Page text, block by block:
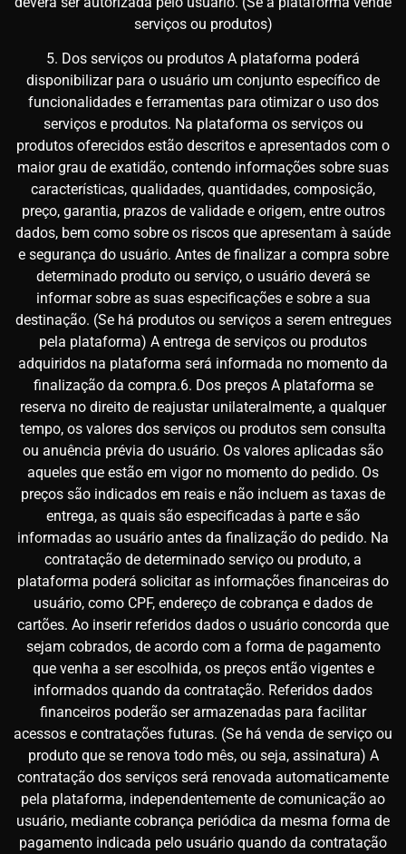
serviços ou produtos)
5. Dos serviços ou produtos A plataforma poderá
disponibilizar para o usuário um conjunto específico de
funcionalidades e ferramentas para otimizar o uso dos
serviços e produtos. Na plataforma os serviços ou
produtos oferecidos estão descritos e apresentados com o
maior grau de exatidão, contendo informações sobre suas
características, qualidades, quantidades, composição,
preço, garantia, prazos de validade e origem, entre outros
dados, bem como sobre os riscos que apresentam à saúde
e segurança do usuário. Antes de finalizar a compra sobre
determinado produto ou serviço, o usuário deverá se
informar sobre as suas especificações e sobre a sua
destinação. (Se há produtos ou serviços a serem entregues
pela plataforma) A entrega de serviços ou produtos
adquiridos na plataforma será informada no momento da
finalização da compra.6. Dos preços A plataforma se
reserva no direito de reajustar unilateralmente, a qualquer
tempo, os valores dos serviços ou produtos sem consulta
ou anuência prévia do usuário. Os valores aplicadas são
aqueles que estão em vigor no momento do pedido. Os
preços são indicados em reais e não incluem as taxas de
entrega, as quais são especificadas à parte e são
informadas ao usuário antes da finalização do pedido. Na
contratação de determinado serviço ou produto, a
plataforma poderá solicitar as informações financeiras do
usuário, como CPF, endereço de cobrança e dados de
cartões. Ao inserir referidos dados o usuário concorda que
sejam cobrados, de acordo com a forma de pagamento
que venha a ser escolhida, os preços então vigentes e
informados quando da contratação. Referidos dados
financeiros poderão ser armazenadas para facilitar
acessos e contratações futuras. (Se há venda de serviço ou
produto que se renova todo mês, ou seja, assinatura) A
contratação dos serviços será renovada automaticamente
pela plataforma, independentemente de comunicação ao
usuário, mediante cobrança periódica da mesma forma de
pagamento indicada pelo usuário quando da contratação